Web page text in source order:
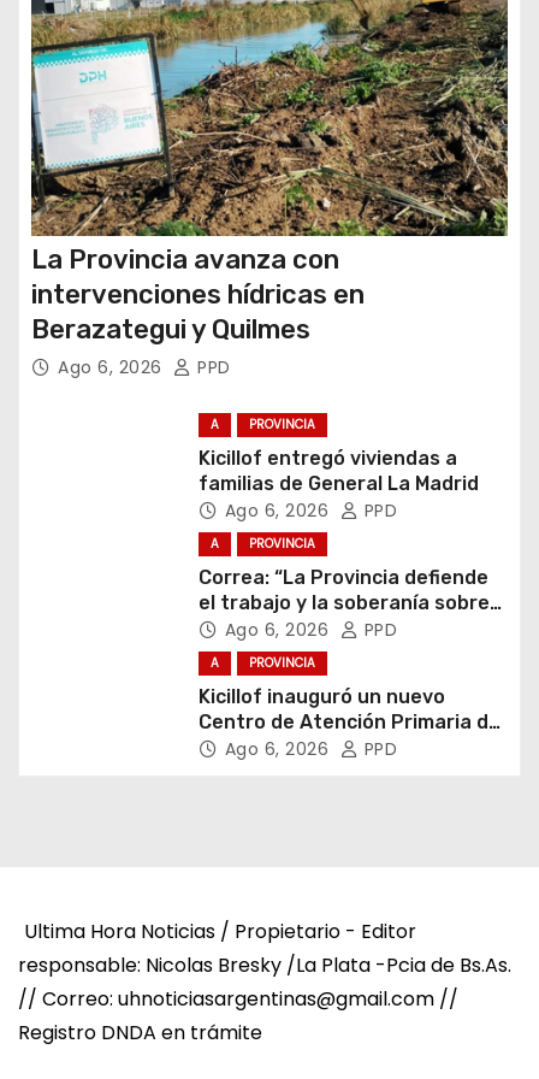
a
s
La Provincia avanza con
intervenciones hídricas en
Berazategui y Quilmes
Ago 6, 2026 PPD
A PROVINCIA
Kicillof entregó viviendas a
familias de General La Madrid
Ago 6, 2026 PPD
A PROVINCIA
Correa: “La Provincia defiende
el trabajo y la soberanía sobre
puertos y ríos”
Ago 6, 2026 PPD
A PROVINCIA
Kicillof inauguró un nuevo
Centro de Atención Primaria de
la Salud
Ago 6, 2026 PPD
Ultima Hora Noticias / Propietario - Editor
responsable: Nicolas Bresky /La Plata -Pcia de Bs.As.
// Correo: uhnoticiasargentinas@gmail.com //
Registro DNDA en trámite